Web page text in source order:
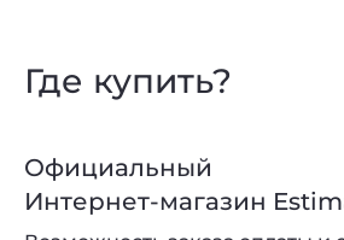
Где купить?
Официальный
Интернет-магазин